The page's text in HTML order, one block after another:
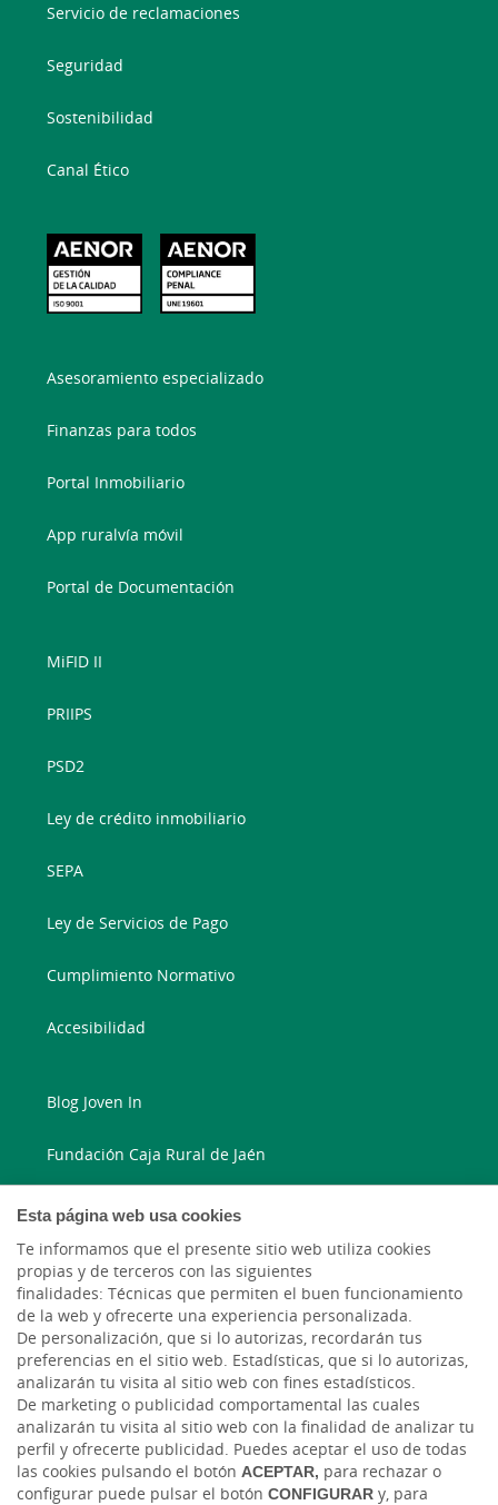
Esta página web usa cookies
Te informamos que el presente sitio web utiliza cookies
propias y de terceros con las siguientes
finalidades: Técnicas que permiten el buen funcionamiento
de la web y ofrecerte una experiencia personalizada.
De personalización, que si lo autorizas, recordarán tus
preferencias en el sitio web. Estadísticas, que si lo autorizas,
analizarán tu visita al sitio web con fines estadísticos.
De marketing o publicidad comportamental las cuales
analizarán tu visita al sitio web con la finalidad de analizar tu
perfil y ofrecerte publicidad. Puedes aceptar el uso de todas
las cookies pulsando el botón ACEPTAR, para rechazar o
configurar puede pulsar el botón CONFIGURAR y, para
Servicio de reclamaciones
Seguridad
Sostenibilidad
Canal Ético
Asesoramiento especializado
Finanzas para todos
Portal Inmobiliario
App ruralvía móvil
Portal de Documentación
MiFID II
PRIIPS
PSD2
Ley de crédito inmobiliario
SEPA
Ley de Servicios de Pago
Cumplimiento Normativo
Accesibilidad
Blog Joven In
Fundación Caja Rural de Jaén
Blog Ruralvía
LinkedIn
Instagram
Facebook
Blog Caja Rural Jaén